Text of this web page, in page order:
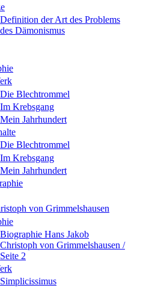
Definition der Art des Problems
des Dämonismus
Die Blechtrommel
Im Krebsgang
Mein Jahrhundert
Die Blechtrommel
Im Krebsgang
Mein Jahrhundert
von Grimmelshausen
Biographie Hans Jakob
Christoph von Grimmelshausen /
Seite 2
Simplicissimus